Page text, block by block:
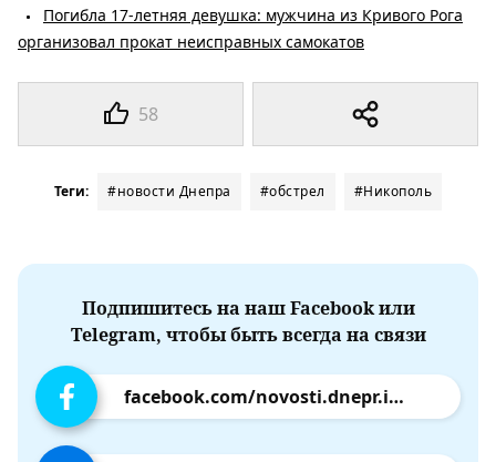
58
Погибла 17-летняя девушка: мужчина из Кривого Рога
организовал прокат неисправных самокатов
Теги: #новости Днепра #обстрел #Никополь
Подпишитесь на наш Facebook или
Telegram, чтобы быть всегда на связи
facebook.com/novosti.dnepr.info